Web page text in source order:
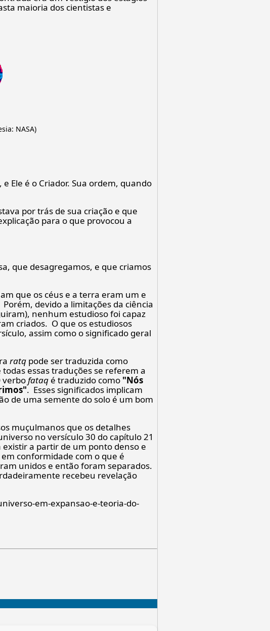
maioria dos cientistas e
NASA)
Ele é o Criador. Sua ordem, quando
por trás de sua criação e que
para o que provocou a
que desagregamos, e que criamos
que os céus e a terra eram um e
devido a limitações da ciência
nenhum estudioso foi capaz
criados. O que os estudiosos
assim como o significado geral
ratq pode ser traduzida como
essas traduções se referem a
verbofataq é traduzido como "Nós
. Esses significados implicam
de uma semente do solo é um bom
muçulmanos que os detalhes
no versículo 30 do capítulo 21
a partir de um ponto denso e
conformidade com o que é
unidos e então foram separados.
recebeu revelação
em-expansao-e-teoria-do-